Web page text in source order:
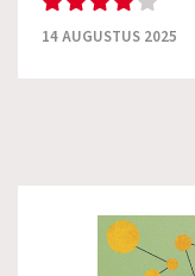
14 AUGUSTUS 2025